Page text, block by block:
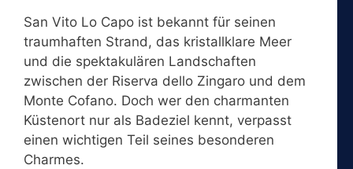
San Vito Lo Capo ist bekannt für seinen
traumhaften Strand, das kristallklare Meer
und die spektakulären Landschaften
zwischen der Riserva dello Zingaro und dem
Monte Cofano. Doch wer den charmanten
Küstenort nur als Badeziel kennt, verpasst
einen wichtigen Teil seines besonderen
Charmes.